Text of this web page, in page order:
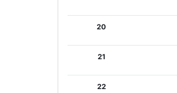
20
21
22